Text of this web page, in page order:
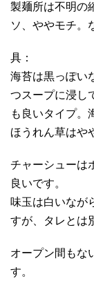
製麺所は不明の
ソ、ややモチ。
具：
海苔は黒っぽい
つスープに浸し
も良いタイプ。
ほうれん草はや
チャーシューは
良いです。
味玉は白いなが
すが、タレとは
オープン間もな
す。